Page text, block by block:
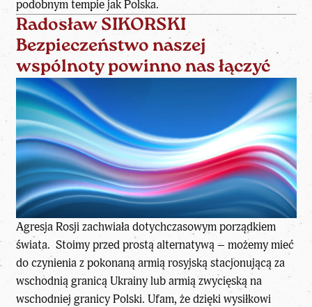
podobnym tempie jak Polska.
Radosław SIKORSKI
Bezpieczeństwo naszej
wspólnoty powinno nas łączyć
Agresja Rosji zachwiała dotychczasowym porządkiem
świata. Stoimy przed prostą alternatywą – możemy mieć
do czynienia z pokonaną armią rosyjską stacjonującą za
wschodnią granicą Ukrainy lub armią zwycięską na
wschodniej granicy Polski. Ufam, że dzięki wysiłkowi